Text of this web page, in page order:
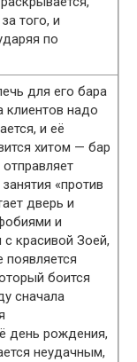
того, и
по
для его бара
клиентов надо
и её
хитом — бар
«против
дверь и
и
красивой Зоей,
появляется
боится
сначала
день рождения,
неудачным,